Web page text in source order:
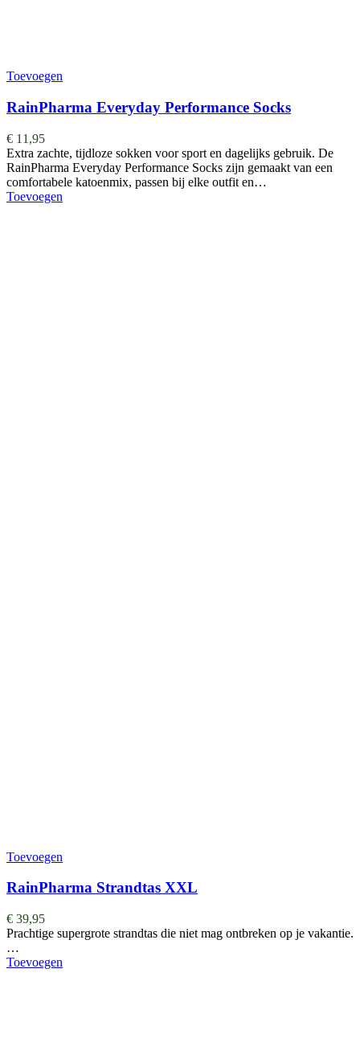
Toevoegen
RainPharma Everyday Performance Socks
€ 11,95
Extra zachte, tijdloze sokken voor sport en dagelijks gebruik. De
RainPharma Everyday Performance Socks zijn gemaakt van een
comfortabele katoenmix, passen bij elke outfit en…
Toevoegen
Toevoegen
RainPharma Strandtas XXL
€ 39,95
Prachtige supergrote strandtas die niet mag ontbreken op je vakantie.
…
Toevoegen